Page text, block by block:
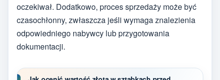
oczekiwał. Dodatkowo, proces sprzedaży może być
czasochłonny, zwłaszcza jeśli wymaga znalezienia
odpowiedniego nabywcy lub przygotowania
dokumentacji.